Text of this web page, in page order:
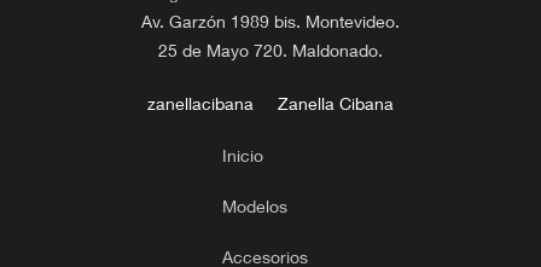
Av. Garzón 1989 bis. Montevideo.
25 de Mayo 720. Maldonado.
zanellacibana Zanella Cibana
Inicio
Modelos
Accesorios